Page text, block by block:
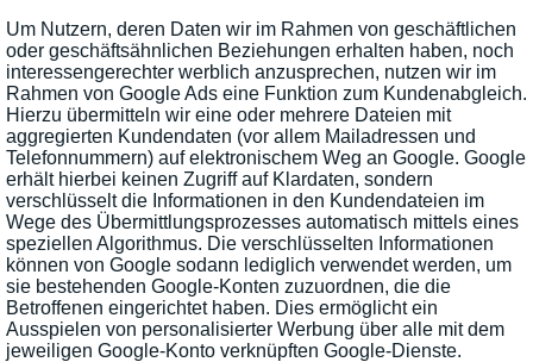
Um Nutzern, deren Daten wir im Rahmen von geschäftlichen
oder geschäftsähnlichen Beziehungen erhalten haben, noch
interessengerechter werblich anzusprechen, nutzen wir im
Rahmen von Google Ads eine Funktion zum Kundenabgleich.
Hierzu übermitteln wir eine oder mehrere Dateien mit
aggregierten Kundendaten (vor allem Mailadressen und
Telefonnummern) auf elektronischem Weg an Google. Google
erhält hierbei keinen Zugriff auf Klardaten, sondern
verschlüsselt die Informationen in den Kundendateien im
Wege des Übermittlungsprozesses automatisch mittels eines
speziellen Algorithmus. Die verschlüsselten Informationen
können von Google sodann lediglich verwendet werden, um
sie bestehenden Google-Konten zuzuordnen, die die
Betroffenen eingerichtet haben. Dies ermöglicht ein
Ausspielen von personalisierter Werbung über alle mit dem
jeweiligen Google-Konto verknüpften Google-Dienste.